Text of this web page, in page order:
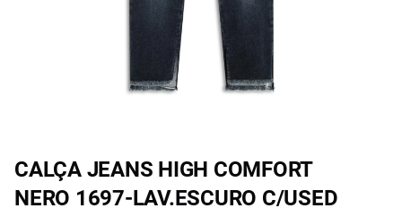
CALÇA JEANS HIGH COMFORT
NERO 1697-LAV.ESCURO C/USED